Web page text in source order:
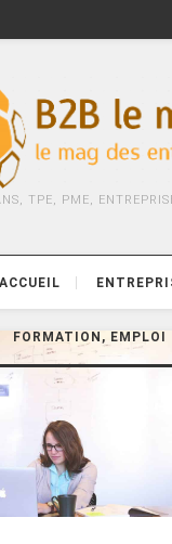
TPE, PME,
ACCUEIL
FORMATION, EMPLOI